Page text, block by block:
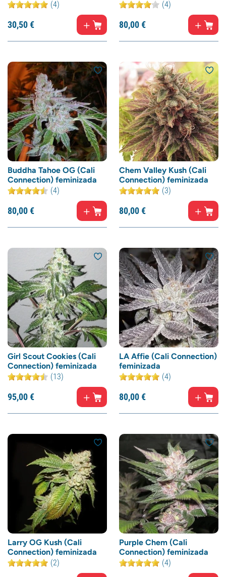
(4)
30,50€
(4)
80,00€
Buddha Tahoe OG (Cali
Connection) feminizada
(4)
80,00€
Chem Valley Kush (Cali
Connection) feminizada
(3)
80,00€
Girl Scout Cookies (Cali
Connection) feminizada
(13)
95,00€
LA Affie (Cali Connection)
feminizada
(4)
80,00€
Larry OG Kush (Cali
Connection) feminizada
(2)
Purple Chem (Cali
Connection) feminizada
(4)